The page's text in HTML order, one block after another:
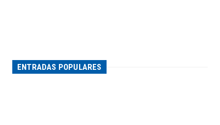
ENTRADAS POPULARES